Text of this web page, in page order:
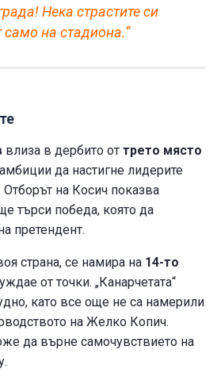
Нека страстите си
само на стадиона.“
влиза в дербито от трето място
да настигне лидерите
на Косич показва
търси победа, която да
претендент.
страна, се намира на 14-то
от точки. „Канарчетата“
като все още не са намерили
на Желко Копич.
да върне самочувствието на